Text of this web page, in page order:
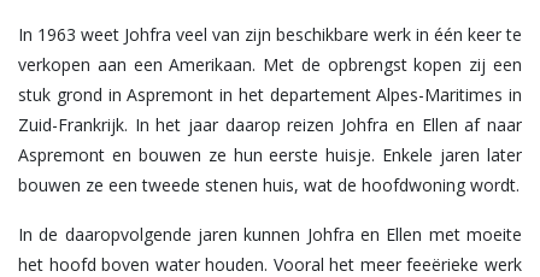
In 1963 weet Johfra veel van zijn beschikbare werk in één keer te
verkopen aan een Amerikaan. Met de opbrengst kopen zij een
stuk grond in Aspremont in het departement Alpes-Maritimes in
Zuid-Frankrijk. In het jaar daarop reizen Johfra en Ellen af naar
Aspremont en bouwen ze hun eerste huisje. Enkele jaren later
bouwen ze een tweede stenen huis, wat de hoofdwoning wordt.
In de daaropvolgende jaren kunnen Johfra en Ellen met moeite
het hoofd boven water houden. Vooral het meer feeërieke werk